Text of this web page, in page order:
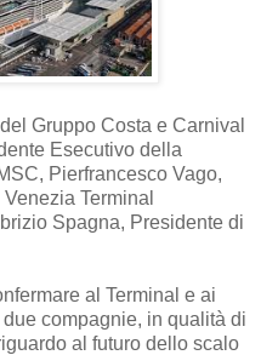
Gruppo Costa e Carnival
Esecutivo della
Pierfrancesco Vago,
Terminal
Spagna, Presidente di
al Terminal e ai
compagnie, in qualità di
al futuro dello scalo